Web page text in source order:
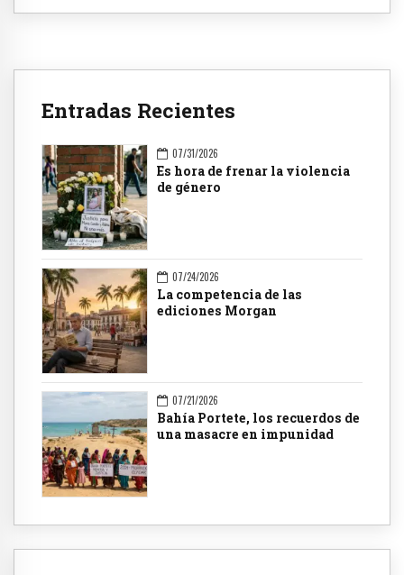
Entradas Recientes
07/31/2026
Es hora de frenar la violencia
de género
07/24/2026
La competencia de las
ediciones Morgan
07/21/2026
Bahía Portete, los recuerdos de
una masacre en impunidad